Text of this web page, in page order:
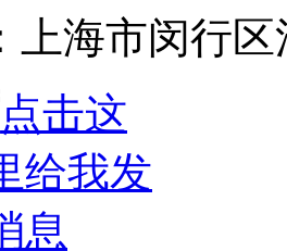
上海市闵行区